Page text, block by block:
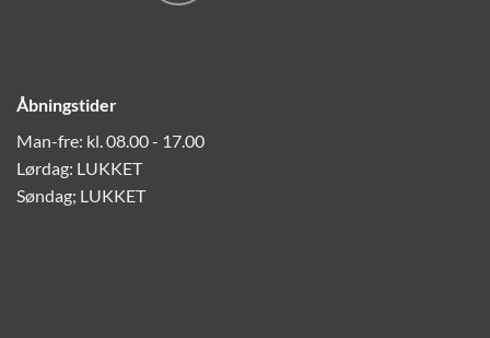
Åbningstider
Man-fre: kl. 08.00 - 17.00
Lørdag: LUKKET
Søndag; LUKKET